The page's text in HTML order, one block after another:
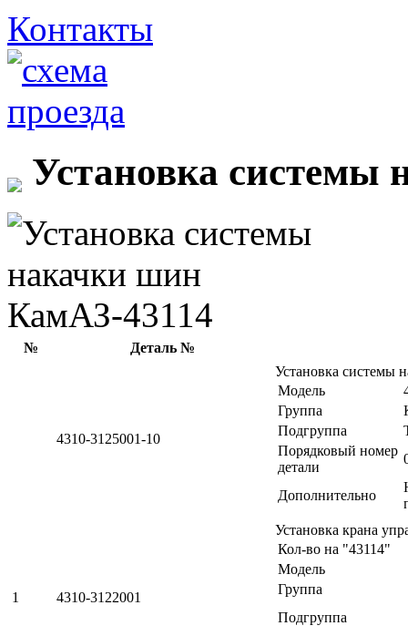
Контакты
Установка системы
№ Деталь №
4310-3125001-10
Установка системы
Модель
Группа
Подгруппа
Порядковый номер
детали
Дополнительно
1 4310-3122001
Установка крана
Кол-во на "43114"
Модель
Группа
Подгруппа